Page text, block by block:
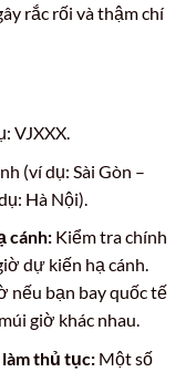
rắc rối và thậm chí
VJXXX.
(ví dụ: Sài Gòn –
Hà Nội).
cánh:Kiểm tra chính
dự kiến hạ cánh.
nếu bạn bay quốc tế
giờ khác nhau.
thủ tục:Một số